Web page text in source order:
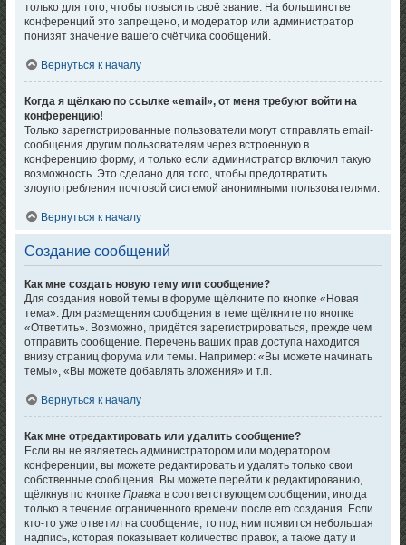
только для того, чтобы повысить своё звание. На большинстве
конференций это запрещено, и модератор или администратор
понизят значение вашего счётчика сообщений.
Вернуться к началу
Когда я щёлкаю по ссылке «email», от меня требуют войти на
конференцию!
Только зарегистрированные пользователи могут отправлять email-
сообщения другим пользователям через встроенную в
конференцию форму, и только если администратор включил такую
возможность. Это сделано для того, чтобы предотвратить
злоупотребления почтовой системой анонимными пользователями.
Вернуться к началу
Создание сообщений
Как мне создать новую тему или сообщение?
Для создания новой темы в форуме щёлкните по кнопке «Новая
тема». Для размещения сообщения в теме щёлкните по кнопке
«Ответить». Возможно, придётся зарегистрироваться, прежде чем
отправить сообщение. Перечень ваших прав доступа находится
внизу страниц форума или темы. Например: «Вы можете начинать
темы», «Вы можете добавлять вложения» и т.п.
Вернуться к началу
Как мне отредактировать или удалить сообщение?
Если вы не являетесь администратором или модератором
конференции, вы можете редактировать и удалять только свои
собственные сообщения. Вы можете перейти к редактированию,
щёлкнув по кнопкеПравка в соответствующем сообщении, иногда
только в течение ограниченного времени после его создания. Если
кто-то уже ответил на сообщение, то под ним появится небольшая
надпись, которая показывает количество правок, а также дату и